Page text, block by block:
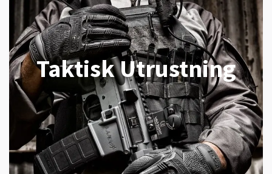
Taktisk Utrustning